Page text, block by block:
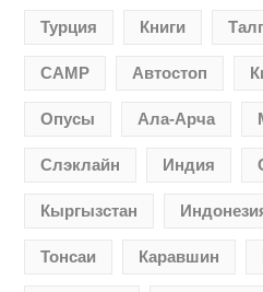
Турция Книги
CAMP Автостоп
Опусы Ала-Арча
Слэклайн Индия
Кыргызстан
Тонсаи Каравшин